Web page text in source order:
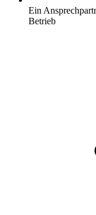
Ein
Betrieb